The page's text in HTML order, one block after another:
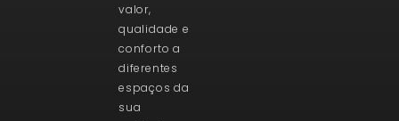
valor,
qualidade e
conforto a
diferentes
espaços da
sua